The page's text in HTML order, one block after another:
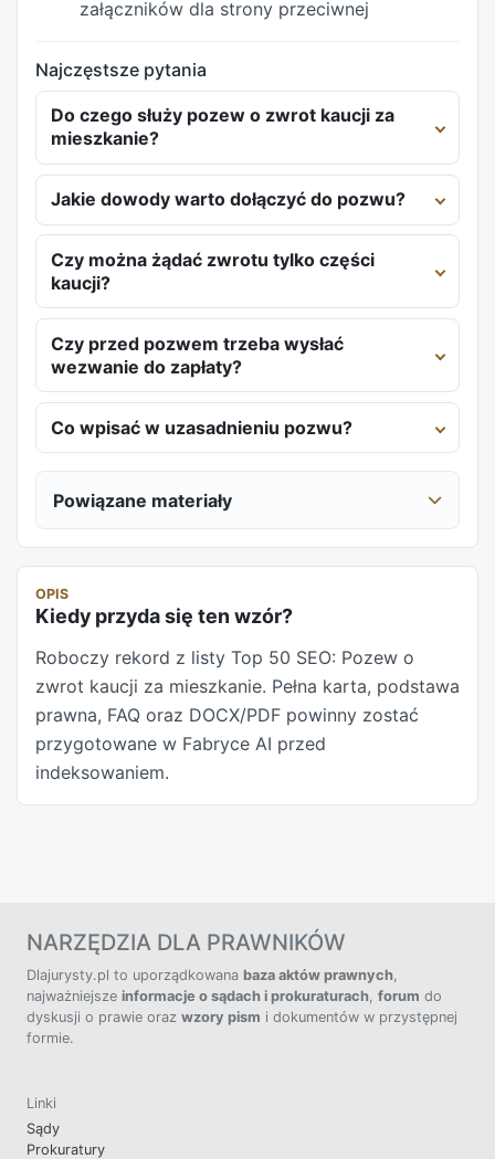
załączników dla strony przeciwnej
Najczęstsze pytania
Do czego służy pozew o zwrot kaucji za
mieszkanie?
Jakie dowody warto dołączyć do pozwu?
Czy można żądać zwrotu tylko części
kaucji?
Czy przed pozwem trzeba wysłać
wezwanie do zapłaty?
Co wpisać w uzasadnieniu pozwu?
Powiązane materiały
OPIS
Kiedy przyda się ten wzór?
Roboczy rekord z listy Top 50 SEO: Pozew o
zwrot kaucji za mieszkanie. Pełna karta, podstawa
prawna, FAQ oraz DOCX/PDF powinny zostać
przygotowane w Fabryce AI przed
indeksowaniem.
NARZĘDZIA DLA PRAWNIKÓW
Dlajurysty.pl to uporządkowana baza aktów prawnych,
najważniejsze informacje o sądach i prokuraturach, forum do
dyskusji o prawie oraz wzory pism i dokumentów w przystępnej
formie.
Linki
Sądy
Prokuratury